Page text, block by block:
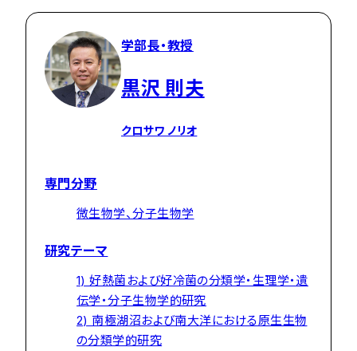
学部長・教授
黒沢 則夫
クロサワ ノリオ
専門分野
微生物学、分子生物学
研究テーマ
1) 好熱菌および好冷菌の分類学・生理学・遺
伝学・分子生物学的研究
2) 南極湖沼および南大洋における原生生物
の分類学的研究